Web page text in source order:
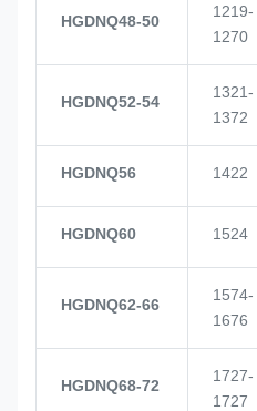
HGDNQ48-50
1219-
1270
HGDNQ52-54
1321-
1372
HGDNQ56 1422
HGDNQ60 1524
HGDNQ62-66
1574-
1676
HGDNQ68-72
1727-
1727